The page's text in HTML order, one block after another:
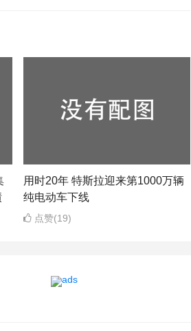
用时20年 特斯拉迎来第1000万辆
纯电动车下线
点赞(19)